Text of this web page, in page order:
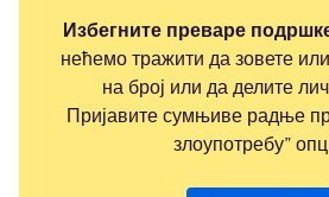
Избегните преваре
нећемо тражити да зовете
на број или да делите
Пријавите сумњиве радње
злоупотребу”